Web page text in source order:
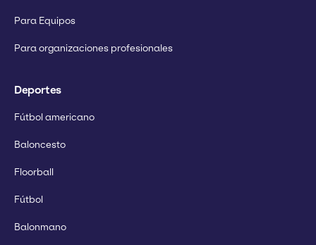
Para Equipos
Para organizaciones profesionales
Deportes
Fútbol americano
Baloncesto
Floorball
Fútbol
Balonmano